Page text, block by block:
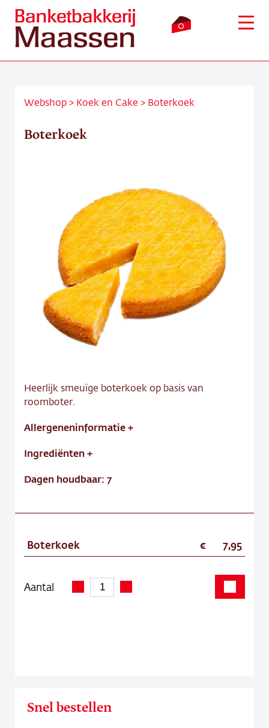
0
Vacature
Webshop > Koek en Cake > Boterkoek
Boterkoek
Heerlijk smeuïge boterkoek op basis van
roomboter.
Allergeneninformatie+
Ingrediënten +
Dagen houdbaar: 7
Boterkoek 7,95
Aantal
Snel bestellen